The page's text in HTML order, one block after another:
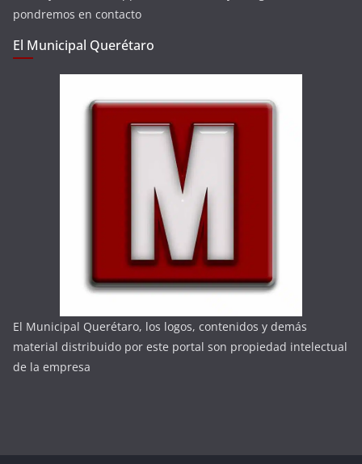
pondremos en contacto
El Municipal Querétaro
El Municipal Querétaro, los logos, contenidos y demás
material distribuido por este portal son propiedad intelectual
de la empresa